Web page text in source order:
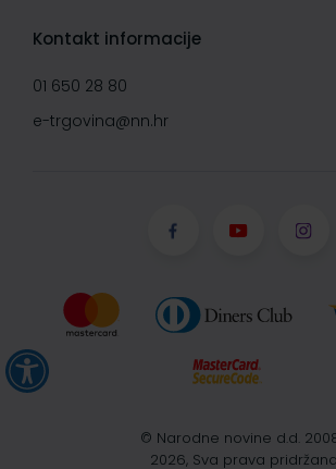
Kontakt informacije
01 650 28 80
e-trgovina@nn.hr
© Narodne novine d.d.
2026, Sva prava pridržana